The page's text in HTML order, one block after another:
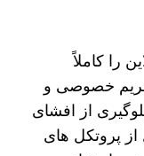
را کاملاً
حریم خصوصی و
از افشای
پروتکل های